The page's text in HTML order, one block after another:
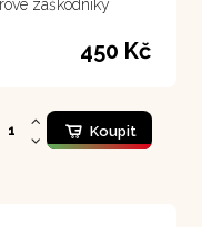
záškodníky
450 Kč
Koupit